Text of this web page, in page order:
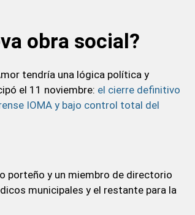
obra social?
tendría una lógica política y
el 11 noviembre: el cierre definitivo
IOMA y bajo control total del
porteño y un miembro de directorio
municipales y el restante para la